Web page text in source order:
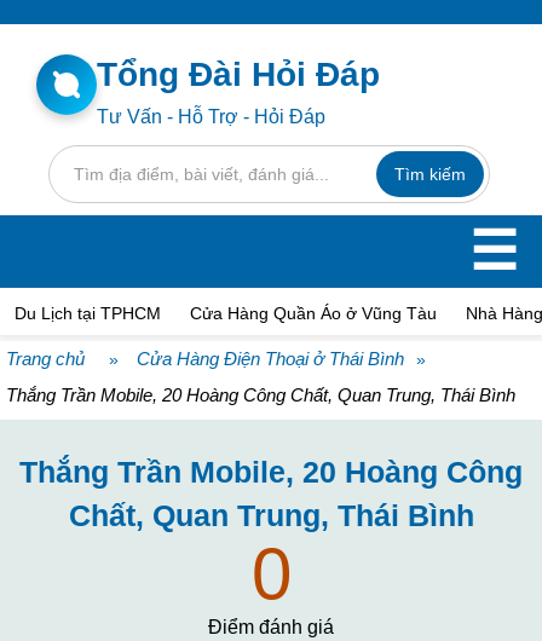
Tổng Đài Hỏi Đáp
Tư Vấn - Hỗ Trợ - Hỏi Đáp
☰
Du Lịch tại TPHCM Cửa Hàng Quần Áo ở Vũng Tàu Nhà
Trang chủ » Cửa Hàng Điện Thoại ở Thái Bình »
Thắng Trần Mobile, 20 Hoàng Công Chất, Quan Trung, Thái Bình
Thắng Trần Mobile, 20 Hoàng Công
Chất, Quan Trung, Thái Bình
0
Điểm đánh giá